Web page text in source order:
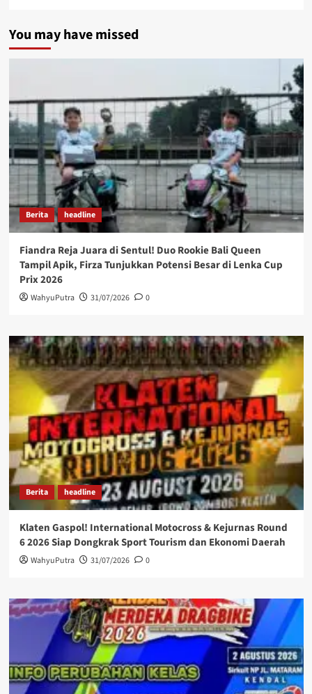
You may have missed
Berita headline
Fiandra Reja Juara di Sentul! Duo Rookie Bali Queen
Tampil Apik, Firza Tunjukkan Potensi Besar di Lenka Cup
Prix 2026
WahyuPutra 31/07/2026 0
Berita headline
Klaten Gaspol! International Motocross & Kejurnas Round
6 2026 Siap Dongkrak Sport Tourism dan Ekonomi Daerah
WahyuPutra 31/07/2026 0